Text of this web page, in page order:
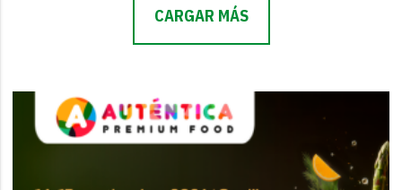
CARGAR MÁS